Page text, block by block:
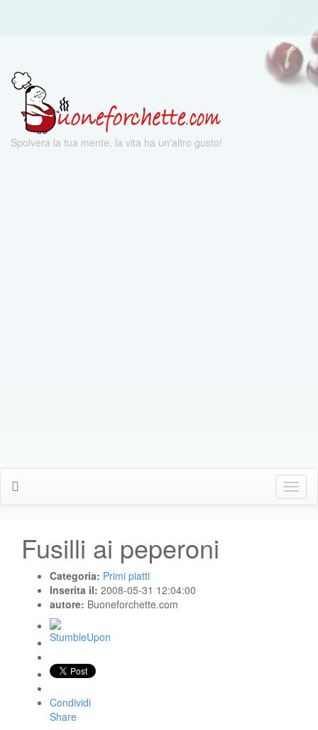
Spolvera la tua mente, la vita ha un'altro gusto!
Click
Me
Fusilli ai peperoni
Categoria: Primi piatti
Inserita il: 2008-05-31 12:04:00
autore: Buoneforchette.com
Condividi
Share